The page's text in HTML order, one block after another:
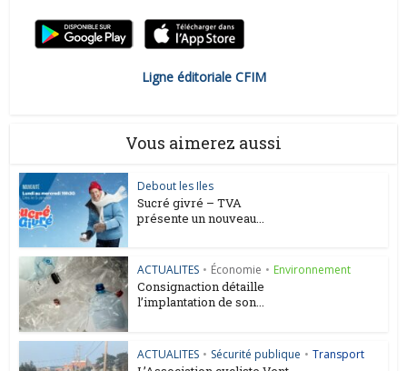
Ligne éditoriale CFIM
Vous aimerez aussi
Debout les Iles
Sucré givré – TVA
présente un nouveau...
ACTUALITES • Économie • Environnement
Consignaction détaille
l’implantation de son...
ACTUALITES • Sécurité publique • Transport